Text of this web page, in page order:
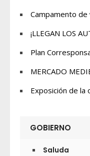
Campamento
¡LLEGAN LOS
Plan
MERCADO
Exposición de la
GOBIERNO
Saluda